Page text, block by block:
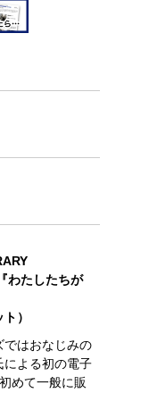
わたしたちが
）
ではおなじみの
による初の電子
めて一般に販